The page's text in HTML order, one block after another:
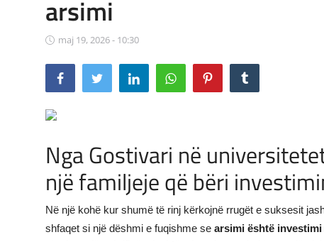
LAJME NGA BOTA
SHOWBIZ
SHENDETI
Shqip
arsimi
maj 19, 2026 - 10:30
Nga Gostivari në
një familjeje që bëri
Në një kohë kur shumë të rinj kërkojnë rrugët e suksesit
shfaqet si një dëshmi e fuqishme se arsimi është